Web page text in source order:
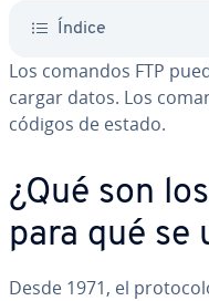
Índice
Los comandos FTP
cargar datos. Los
códigos de estado.
¿Qué son
para qué se
Desde 1971, el